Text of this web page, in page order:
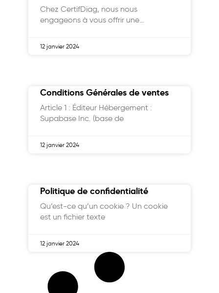
Chez CertifDiag, nous nous
engageons à vous offrir une
12 janvier 2024
Conditions Générales de ventes
Article 1 : Éditeur Hébergement :
Supabase Inc. (base de
12 janvier 2024
Politique de confidentialité
Qu’est-ce qu’un cookie ? Un cookie
est un fichier texte
12 janvier 2024